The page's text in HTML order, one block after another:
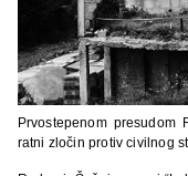
Prvostepenom
ratni zločin protiv civilnog